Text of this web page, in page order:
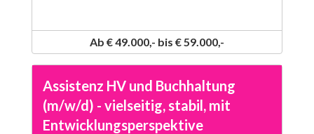
Ab € 49.000,- bis € 59.000,-
Assistenz HV und Buchhaltung
(m/w/d) - vielseitig, stabil, mit
Entwicklungsperspektive